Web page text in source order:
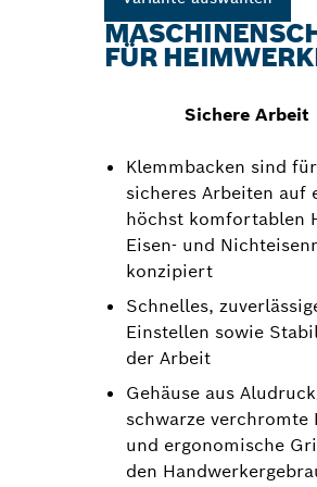
FÜR
Sichere Arbeit
Klemmbacken sind für
sicheres Arbeiten auf
höchst komfortablen
Eisen- und
konzipiert
Schnelles,
Einstellen sowie
der Arbeit
Gehäuse aus
schwarze verchromte
und ergonomische
den